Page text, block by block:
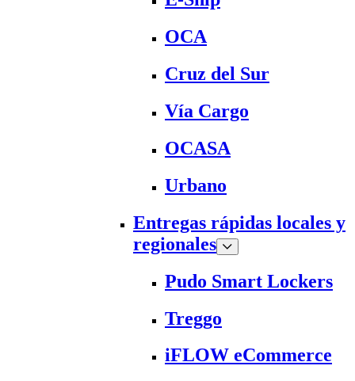
OCA
Cruz del Sur
Vía Cargo
OCASA
Urbano
Entregas rápidas locales y
regionales
Pudo Smart Lockers
Treggo
iFLOW eCommerce